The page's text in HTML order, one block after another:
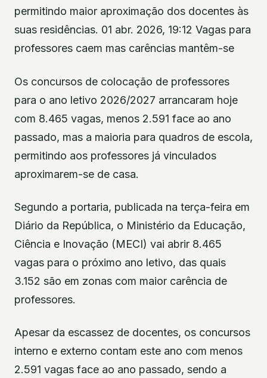
permitindo maior aproximação dos docentes às
suas residências. 01 abr. 2026, 19:12 Vagas para
professores caem mas carências mantêm-se
Os concursos de colocação de professores
para o ano letivo 2026/2027 arrancaram hoje
com 8.465 vagas, menos 2.591 face ao ano
passado, mas a maioria para quadros de escola,
permitindo aos professores já vinculados
aproximarem-se de casa.
Segundo a portaria, publicada na terça-feira em
Diário da República, o Ministério da Educação,
Ciência e Inovação (MECI) vai abrir 8.465
vagas para o próximo ano letivo, das quais
3.152 são em zonas com maior carência de
professores.
Apesar da escassez de docentes, os concursos
interno e externo contam este ano com menos
2.591 vagas face ao ano passado, sendo a